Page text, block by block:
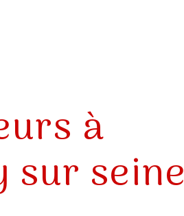
à
sur seine